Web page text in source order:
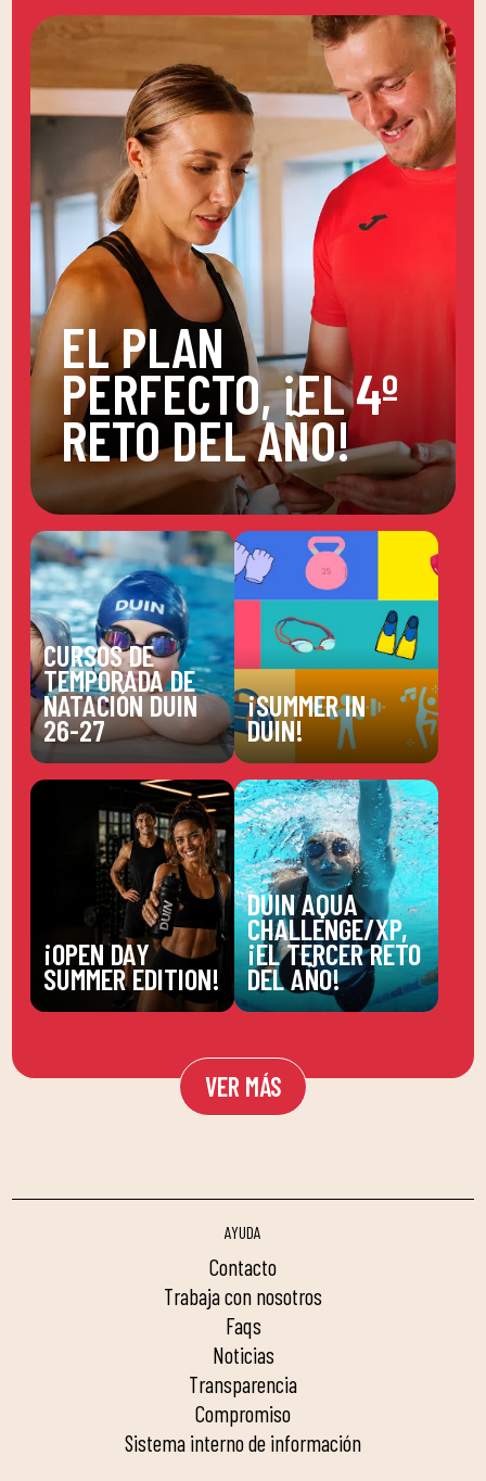
EL PLAN
PERFECTO, ¡EL 4º
RETO DEL AÑO!
CURSOS DE
TEMPORADA DE
NATACIÓN DUIN
26-27
¡SUMMER IN
DUIN!
¡OPEN DAY
SUMMER EDITION!
DUIN AQUA
CHALLENGE/XP,
¡EL TERCER RETO
DEL AÑO!
VER MÁS
AYUDA
contacto
trabaja con nosotros
faqs
noticias
transparencia
compromiso
sistema interno de información